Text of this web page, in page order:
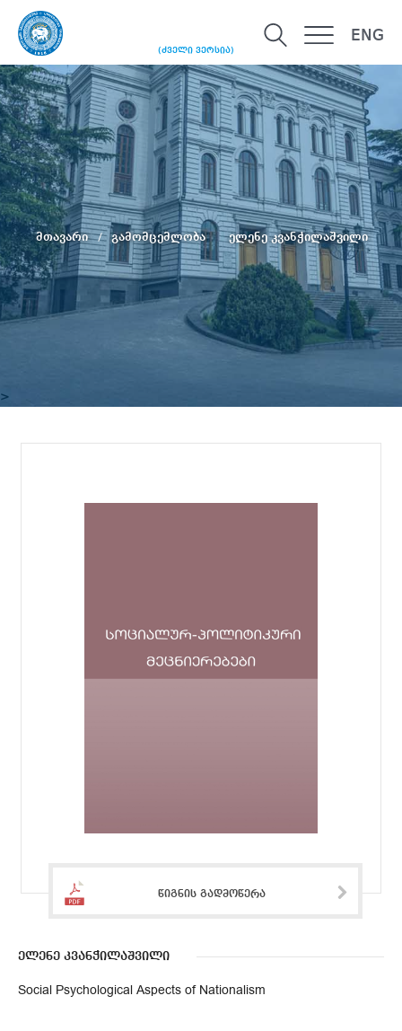
(ძველი ვერსია)
ENG
>
მთავარი გამომცემლობა ელენე კვანჭილაშვილი
წიგნის გადმოწერა
ელენე კვანჭილაშვილი
Social Psychological Aspects of Nationalism